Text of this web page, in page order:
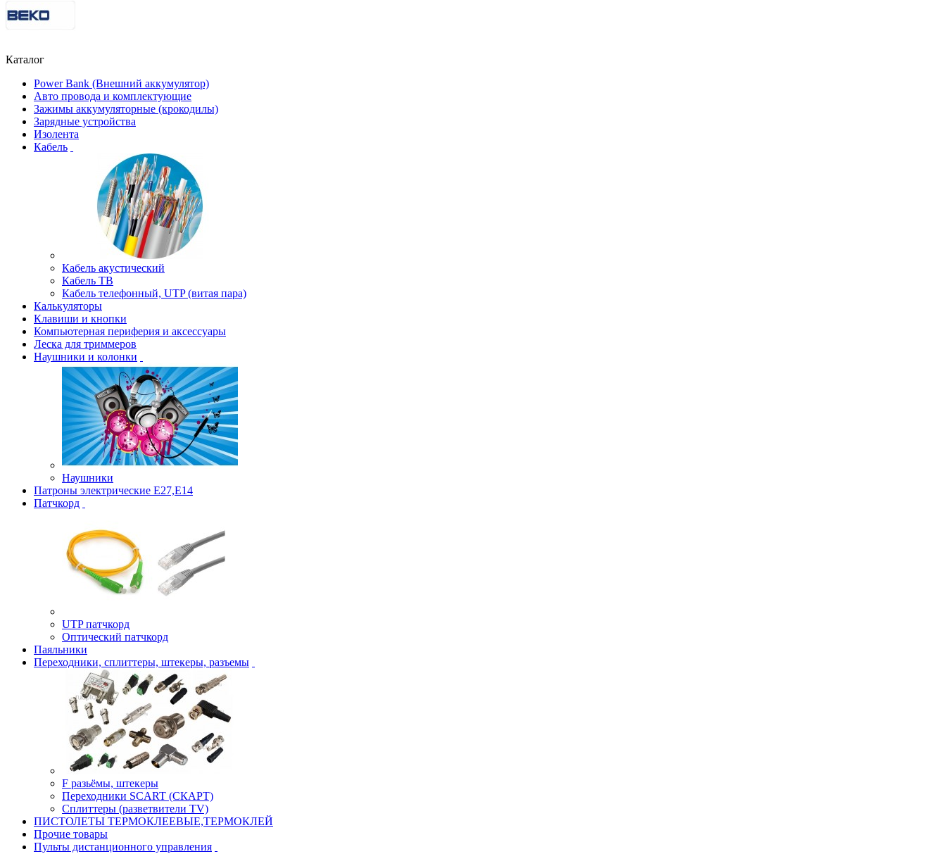
Каталог
Power Bank (Внешний аккумулятор)
Авто провода и комплектующие
Зажимы аккумуляторные (крокодилы)
Зарядные устройства
Изолента
Кабель
Кабель акустический
Кабель ТВ
Кабель телефонный, UTP (витая пара)
Калькуляторы
Клавиши и кнопки
Компьютерная периферия и аксессуары
Леска для триммеров
Наушники и колонки
Наушники
Патроны электрические Е27,Е14
Патчкорд
UTP патчкорд
Оптический патчкорд
Паяльники
Переходники, сплиттеры, штекеры, разъемы
F разьёмы, штекеры
Переходники SCART (СКАРТ)
Сплиттеры (разветвители TV)
ПИСТОЛЕТЫ ТЕРМОКЛЕЕВЫЕ,ТЕРМОКЛЕЙ
Прочие товары
Пульты дистанционного управления